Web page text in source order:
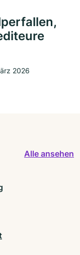
2026
Alle ansehen